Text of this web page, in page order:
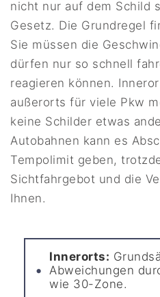
nicht nur auf dem Schild
Gesetz. Die Grundregel
Sie müssen die
dürfen nur so schnell
reagieren können.
außerorts für viele Pkw
keine Schilder etwas
Autobahnen kann es
Tempolimit geben,
Sichtfahrgebot und die
Ihnen.
Innerorts:
Abweichungen
wie 30-Zone.